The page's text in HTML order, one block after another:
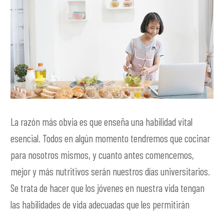
La razón más obvia es que enseña una habilidad vital
esencial. Todos en algún momento tendremos que cocinar
para nosotros mismos, y cuanto antes comencemos,
mejor y más nutritivos serán nuestros días universitarios.
Se trata de hacer que los jóvenes en nuestra vida tengan
las habilidades de vida adecuadas que les permitirán